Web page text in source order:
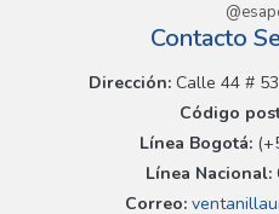
Contacto
Dirección:Calle 44 # 53
Código
Línea Bogotá:
Línea Nacional:
Correo: